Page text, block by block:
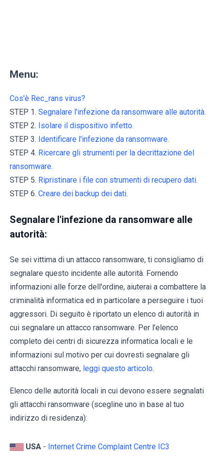
Menu:
Cos'è Rec_rans virus?
STEP 1. Segnalare l'infezione da ransomware alle autorità.
STEP 2. Isolare il dispositivo infetto.
STEP 3. Identificare l'infezione da ransomware.
STEP 4. Ricercare gli strumenti per la decrittazione del
ransomware.
STEP 5. Ripristinare i file con strumenti di recupero dati.
STEP 6. Creare dei backup dei dati.
Segnalare l'infezione da ransomware alle
autorità:
Se sei vittima di un attacco ransomware, ti consigliamo di
segnalare questo incidente alle autorità. Fornendo
informazioni alle forze dell'ordine, aiuterai a combattere la
criminalità informatica ed in particolare a perseguire i tuoi
aggressori. Di seguito è riportato un elenco di autorità in
cui segnalare un attacco ransomware. Per l'elenco
completo dei centri di sicurezza informatica locali e le
informazioni sul motivo per cui dovresti segnalare gli
attacchi ransomware, leggi questo articolo.
Elenco delle autorità locali in cui devono essere segnalati
gli attacchi ransomware (scegline uno in base al tuo
indirizzo di residenza):
USA - Internet Crime Complaint Centre IC3